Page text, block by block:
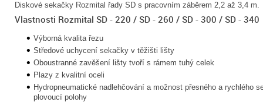
Diskové sekačky Rozmital řady SD s pracovním záběrem 2,2 až 3,4 m.
Vlastnosti Rozmital SD - 220 / SD - 260 / SD - 300 / SD - 340
Výborná kvalita řezu
Středové uchycení sekačky v těžišti lišty
Oboustranné zavěšení lišty tvoří s rámem tuhý celek
Plazy z kvalitní oceli
Hydropneumatické nadlehčování a možnost přesného a rychlého
plovoucí polohy